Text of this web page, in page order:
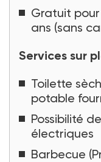
Gratuit pour
ans (sans
Services sur
Toilette
potable
Possibilité
électriques
Barbecue